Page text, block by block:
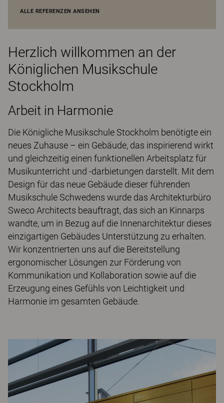
ALLE REFERENZEN ANSEHEN
Herzlich willkommen an der
Königlichen Musikschule
Stockholm
Arbeit in Harmonie
Die Königliche Musikschule Stockholm benötigte ein
neues Zuhause – ein Gebäude, das inspirierend wirkt
und gleichzeitig einen funktionellen Arbeitsplatz für
Musikunterricht und -darbietungen darstellt. Mit dem
Design für das neue Gebäude dieser führenden
Musikschule Schwedens wurde das Architekturbüro
Sweco Architects beauftragt, das sich an Kinnarps
wandte, um in Bezug auf die Innenarchitektur dieses
einzigartigen Gebäudes Unterstützung zu erhalten.
Wir konzentrierten uns auf die Bereitstellung
ergonomischer Lösungen zur Förderung von
Kommunikation und Kollaboration sowie auf die
Erzeugung eines Gefühls von Leichtigkeit und
Harmonie im gesamten Gebäude.